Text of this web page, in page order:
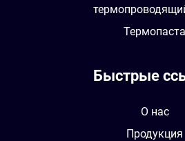
Термопаста
Быстрые
О нас
Продукция